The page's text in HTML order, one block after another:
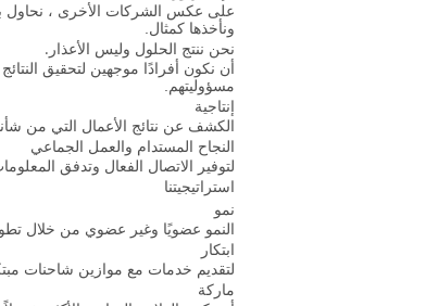
على عكس الشركات الأخرى ، نحاول
ونأخذها كمثال.
نحن ننتج الحلول وليس الأعذار.
أن نكون أفرادًا موجهين لتحقيق
مسؤوليتهم.
إنتاجية
الكشف عن نتائج الأعمال التي من
النجاح المستدام والعمل الجماعي
لتوفير الاتصال الفعال وتدفق
استراتيجيتنا
نمو
النمو عضويًا وغير عضوي من خلال
ابتكار
لتقديم خدمات مع موازين شاحنات
ماركة